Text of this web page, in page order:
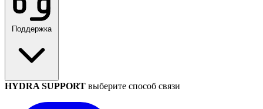
Поддержка
HYDRA SUPPORT выберите способ связи